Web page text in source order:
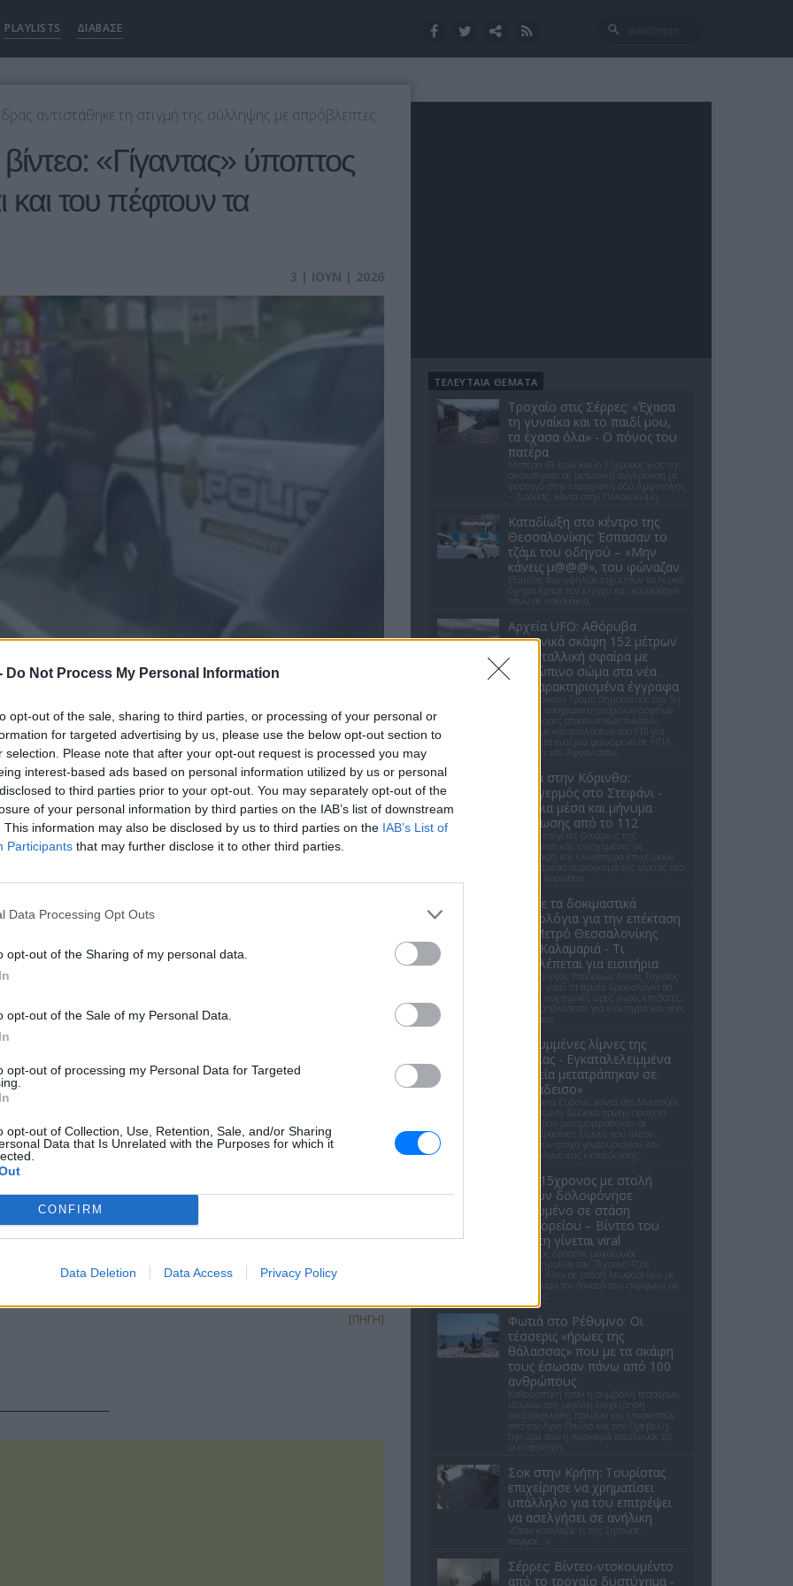
Do Not Process My Personal Information
opt-out of the sale, sharing to third parties, or processing of your personal or
for targeted advertising by us, please use the below opt-out section to
selection. Please note that after your opt-out request is processed you may
interest-based ads based on personal information utilized by us or personal
to third parties prior to your opt-out. You may separately opt-out of the
of your personal information by third parties on the IAB’s list of downstream
This information may also be disclosed by us to third parties on the IAB’s List of
Participants that may further disclose it to other third parties.
Data Processing Opt Outs
opt-out of the Sharing of my personal data.
opt-out of the Sale of my Personal Data.
opt-out of processing my Personal Data for Targeted
opt-out of Collection, Use, Retention, Sale, and/or Sharing
Data that Is Unrelated with the Purposes for which it
CONFIRM
Data Deletion Data Access Privacy Policy
PLAYLISTS ΔΙΑΒΑΣΕ
αντιστάθηκε τη στιγμή της σύλληψης με απρόβλεπτες
«Γίγαντας» ύποπτος
και του πέφτουν τα
3 | ΙΟΥΝ | 2026
κινητό τηλέφωνο φαίνεται να δείχνει των τεραστίων
σε πολλούς αστυνομικούς.
εσώρουχο του άγνωστου υπόπτου πέφτουν, αφήνοντάς
οποίο γυρίζεται η απίθανη σκηνή περνάει, ο ημίγυμνος
ακίνητος δίπλα σε ένα περιπολικό, ενώ μια αστυνομικίνα
με πληροφορίες, το βίντεο γυρίστηκε στο προάστιο
κομητεία Μοντγκόμερι, βορειοδυτικά της Ουάσιγκτον.
a swarm of cops in Montgomery County was filmed
described online as being ‘built like Hagrid from Harry
that? Our guess it’s The Prisoner of Asskaban
pic.twitter.com/nYOhA5Xyex
διαδίκτυο πολλοί συνέκριναν αμέσως τον ύποπτο με τον
«Χάρι Πότερ», τον οποίο υποδύθηκε στις ταινίες ο
Ρόμπι Κόλτρειν.
από ανεξάρτητη πηγή, ωστόσο η αστυνομική
επιφυλάχθηκε για απαντήσεις.
kosmos/story/1740074/sourealistiko-vinteo-gigantas-ypoptos-
syllamvanetai-kai-tou-peftoun-ta-pantelonia
[ΠΗΓΗ]
ΤΕΛΕΥΤΑΙΑ ΘΕΜΑΤΑ
Τροχαίο στις Σέρρες: «Έχασα
τη γυναίκα και το παιδί μου,
τα έχασα όλα» - Ο πόνος του
πατέρα
Μητέρα 43 ετών και ο 21χρονος γιος της
σκοτώθηκαν σε μετωπική σύγκρουση με
φορτηγό στην επαρχιακή οδό Αμφίπολης
– Δράμας, κοντά στην Παλαιοκώμη.
Καταδίωξη στο κέντρο της
Θεσσαλονίκης: Έσπασαν το
τζάμι του οδηγού – «Μην
κάνεις μ@@@», του φώναζαν
Εξαιτίας των υψηλών ταχυτήτων το λευκό
όχημα έχασε τον έλεγχο και καρφώθηκε
πάνω σε κολονάκια.
Αρχεία UFO: Αθόρυβα
τριγωνικά σκάφη 152 μέτρων
και μεταλλική σφαίρα με
ανθρώπινο σώμα στα νέα
αποχαρακτηρισμένα έγγραφα
Η κυβέρνηση Τραμπ δημοσίευσε την 5η
παρτίδα αποχαρακτηρισμένων αρχείων
με αναφορές στρατιωτικών πιλότων,
μαρτύρων και αναλύσεων του FBI για
ανεξήγητα εναέρια φαινόμενα σε ΗΠΑ,
Βραζιλία και Αφγανιστάν.
Φωτιά στην Κόρινθο:
Συναγερμός στο Στεφάνι -
Εναέρια μέσα και μήνυμα
εκκένωσης από το 112
Ισχυρές επίγειες δυνάμεις της
Πυροσβεστικής ενισχυμένες με
αεροσκάφη και ελικόπτερα επιχειρούν
για τον άμεσο περιορισμό της φωτιάς στο
Απόψε τα δοκιμαστικά
δρομολόγια για την επέκταση
του Μετρό Θεσσαλονίκης
προς Καλαμαριά - Τι
προβλέπεται για εισιτήρια
Ο υφυπουργός Υποδομών Νίκος Ταχιάος
εξήγησε γιατί τα πρώτα δρομολόγια θα
γίνονται νυχτερινές ώρες χωρίς επιβάτες,
και τι προβλέπεται για εισιτήρια και νέες
επεκτάσεις.
Οι κρυμμένες λίμνες της
Εύβοιας - Εγκαταλελειμμένα
ορυχεία μετατράπηκαν σε
«παράδεισο»
Στη Βόρεια Εύβοια, κοντά στο Μαντούδι
και τη Λίμνη, δώδεκα πρώην ορυχεία
λευκόλιθου μεταμορφώθηκαν σε
γαλαζοπράσινες λίμνες που πλέον
αποτελούν στόχο γεωτουρισμού και
περιβαλλοντικής εκπαίδευσης.
ΗΠΑ: 15χρονος με στολή
κλόουν δολοφόνησε
ηλικιωμένο σε στάση
λεωφορείου – Βίντεο του
δράστη γίνεται viral
Ο έφηβος δράστης μαχαίρωσε
επανειλημμένα τον 78χρονο Τζον
Γουέσλι Αλεν σε στάση λεωφορείου, με
αποτέλεσμα τον θάνατό του, σύμφωνα με
Φωτιά στο Ρέθυμνο: Οι
τέσσερις «ήρωες της
θάλασσας» που με τα σκάφη
τους έσωσαν πάνω από 100
ανθρώπους
Καθοριστική ήταν η συμβολή τεσσάρων
ιδιωτών στη μεγάλη επιχείρηση
απομάκρυνσης πολιτών και επισκεπτών
από τον Αγιο Παύλο και την Πρέβελη,
την ώρα που η πυρκαγιά απειλούσε τις
δύο περιοχές
Σοκ στην Κρήτη: Τουρίστας
επιχείρησε να χρηματίσει
υπάλληλο για του επιτρέψει
να ασελγήσει σε ανήλικη
«Όταν κατάλαβε τι της ζητούσε,
πάγωσε...»
Σέρρες: Βίντεο-ντοκουμέντο
από το τροχαίο δυστύχημα -